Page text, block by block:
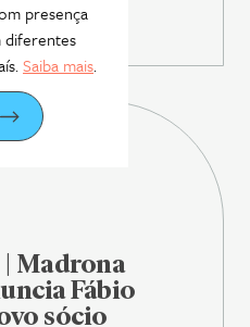
Madrona
Fábio
sócio
presença
diferentes
Saiba mais.